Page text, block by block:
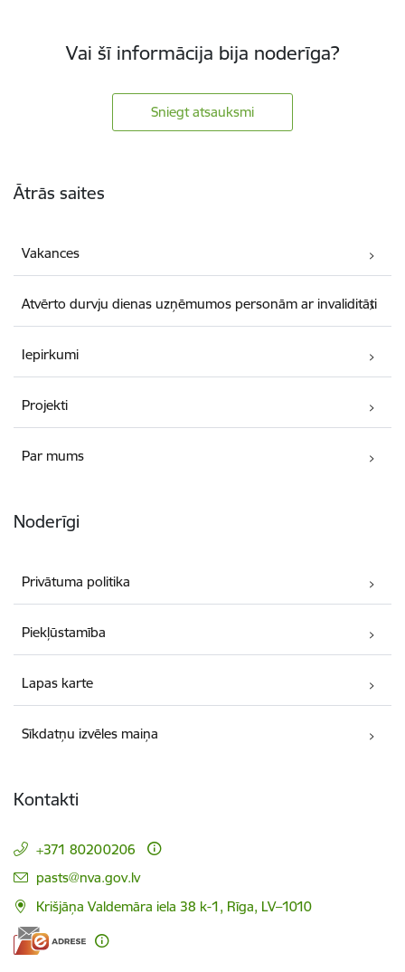
Vai šī informācija bija noderīga?
Sniegt atsauksmi
Ātrās saites
Vakances
Atvērto durvju dienas uzņēmumos personām ar invaliditāti
Iepirkumi
Projekti
Par mums
Noderīgi
Privātuma politika
Piekļūstamība
Lapas karte
Sīkdatņu izvēles maiņa
Kontakti
+371 80200206
E-pasts:
pasts@nva.gov.lv
Krišjāņa Valdemāra iela 38 k-1, Rīga, LV–1010